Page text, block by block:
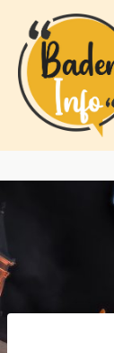
Inhalt
springen